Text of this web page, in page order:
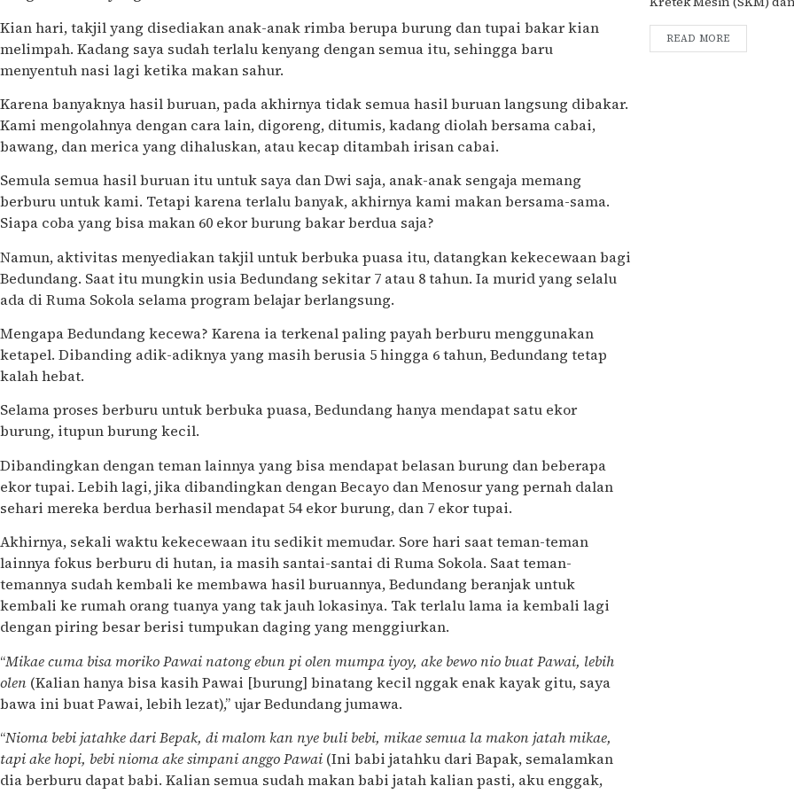
Kian hari, takjil yang disediakan anak-anak rimba berupa burung dan tupai bakar kian
melimpah. Kadang saya sudah terlalu kenyang dengan semua itu, sehingga baru
menyentuh nasi lagi ketika makan sahur.
Karena banyaknya hasil buruan, pada akhirnya tidak semua hasil buruan langsung dibakar.
Kami mengolahnya dengan cara lain, digoreng, ditumis, kadang diolah bersama cabai,
bawang, dan merica yang dihaluskan, atau kecap ditambah irisan cabai.
Semula semua hasil buruan itu untuk saya dan Dwi saja, anak-anak sengaja memang
berburu untuk kami. Tetapi karena terlalu banyak, akhirnya kami makan bersama-sama.
Siapa coba yang bisa makan 60 ekor burung bakar berdua saja?
Namun, aktivitas menyediakan takjil untuk berbuka puasa itu, datangkan kekecewaan bagi
Bedundang. Saat itu mungkin usia Bedundang sekitar 7 atau 8 tahun. Ia murid yang selalu
ada di Ruma Sokola selama program belajar berlangsung.
Mengapa Bedundang kecewa? Karena ia terkenal paling payah berburu menggunakan
ketapel. Dibanding adik-adiknya yang masih berusia 5 hingga 6 tahun, Bedundang tetap
kalah hebat.
Selama proses berburu untuk berbuka puasa, Bedundang hanya mendapat satu ekor
burung, itupun burung kecil.
Dibandingkan dengan teman lainnya yang bisa mendapat belasan burung dan beberapa
ekor tupai. Lebih lagi, jika dibandingkan dengan Becayo dan Menosur yang pernah dalan
sehari mereka berdua berhasil mendapat 54 ekor burung, dan 7 ekor tupai.
Akhirnya, sekali waktu kekecewaan itu sedikit memudar. Sore hari saat teman-teman
lainnya fokus berburu di hutan, ia masih santai-santai di Ruma Sokola. Saat teman-
temannya sudah kembali ke membawa hasil buruannya, Bedundang beranjak untuk
kembali ke rumah orang tuanya yang tak jauh lokasinya. Tak terlalu lama ia kembali lagi
dengan piring besar berisi tumpukan daging yang menggiurkan.
“Mikae cuma bisa moriko Pawai natong ebun pi olen mumpa iyoy, ake bewo nio buat Pawai, lebih
olen (Kalian hanya bisa kasih Pawai [burung] binatang kecil nggak enak kayak gitu, saya
bawa ini buat Pawai, lebih lezat),” ujar Bedundang jumawa.
“Nioma bebi jatahke dari Bepak, di malom kan nye buli bebi, mikae semua la makon jatah mikae,
tapi ake hopi, bebi nioma ake simpani anggo Pawai (Ini babi jatahku dari Bapak, semalamkan
dia berburu dapat babi. Kalian semua sudah makan babi jatah kalian pasti, aku enggak,
READ MORE